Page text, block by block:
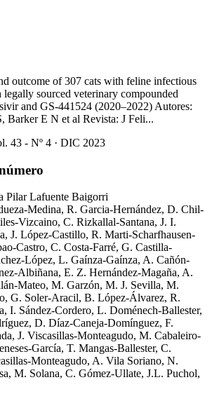
outcome of 307 cats with feline infectious
sourced veterinary compounded
and GS-441524 (2020–2022) Autores:
Barker E N et al Revista: J Feli...
43 - Nº 4 · DIC 2023
Pilar Lafuente Baigorri
Medina, R. Garcia-Hernández, D. Chil-
Vizcaino, C. Rizkallal-Santana, J. I.
J. López-Castillo, R. Marti-Scharfhausen-
Castro, C. Costa-Farré, G. Castilla-
López, L. Gaínza-Gaínza, A. Cañón-
Albiñana, E. Z. Hernández-Magaña, A.
Mateo, M. Garzón, M. J. Sevilla, M.
G. Soler-Aracil, B. López-Álvarez, R.
I. Sández-Cordero, L. Doménech-Ballester,
D. Díaz-Caneja-Domínguez, F.
J. Viscasillas-Monteagudo, M. Cabaleiro-
García, T. Mangas-Ballester, C.
Monteagudo, A. Vila Soriano, N.
M. Solana, C. Gómez-Ullate, J.L. Puchol,